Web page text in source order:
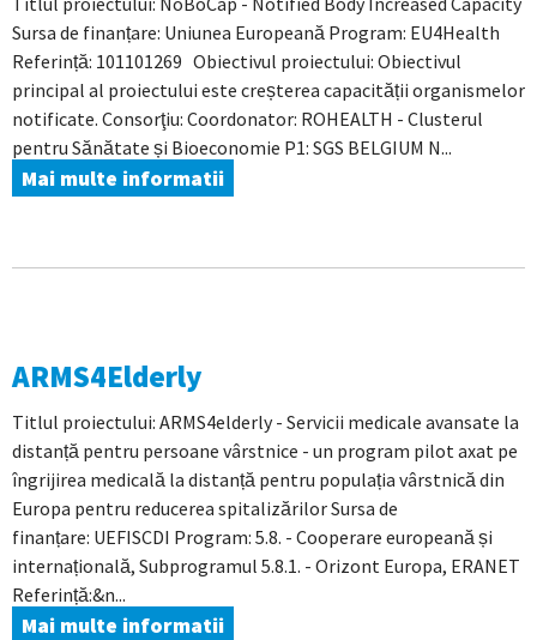
Sursa de finanțare: Uniunea Europeană Program: EU4Health
Referință: 101101269 Obiectivul proiectului: Obiectivul
principal al proiectului este creșterea capacității organismelor
notificate. Consorţiu: Coordonator: ROHEALTH - Clusterul
pentru Sănătate și Bioeconomie P1: SGS BELGIUM N...
Mai multe informatii
ARMS4Elderly
Titlul proiectului: ARMS4elderly - Servicii medicale avansate la
distanță pentru persoane vârstnice - un program pilot axat pe
îngrijirea medicală la distanță pentru populația vârstnică din
Europa pentru reducerea spitalizărilor Sursa de
finanțare: UEFISCDI Program: 5.8. - Cooperare europeană și
internațională, Subprogramul 5.8.1. - Orizont Europa, ERANET
Referință:&n...
Mai multe informatii